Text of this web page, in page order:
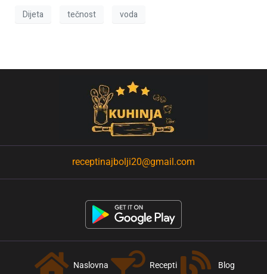
Dijeta tečnost voda
receptinajbolji20@gmail.com
Naslovna Recepti Blog